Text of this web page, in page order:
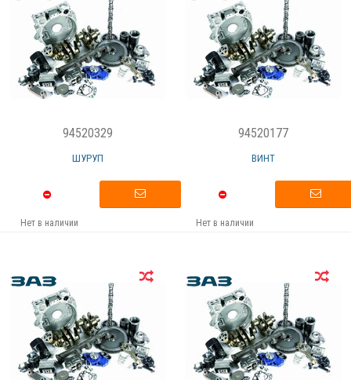
94520329
ШУРУП
Нет в наличии
94520177
ВИНТ
Нет в наличии